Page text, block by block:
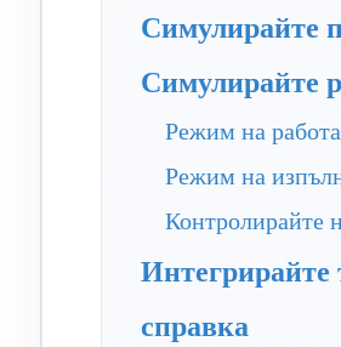
Симулирайте
Симулирайте
Режим на
Режим на
Контролирайте
Интегрирайте
справка